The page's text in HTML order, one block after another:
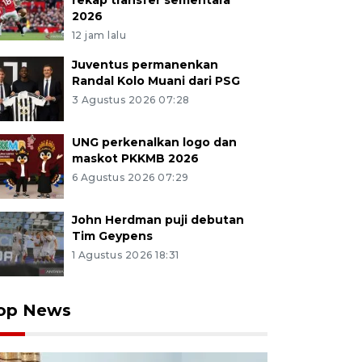
2026
12 jam lalu
Juventus permanenkan
Randal Kolo Muani dari PSG
3 Agustus 2026 07:28
UNG perkenalkan logo dan
maskot PKKMB 2026
6 Agustus 2026 07:29
John Herdman puji debutan
Tim Geypens
1 Agustus 2026 18:31
News